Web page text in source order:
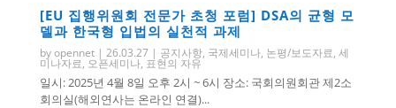
[EU 집행위원회 전문가 초청 포럼] DSA의 균형 모
델과 한국형 입법의 실천적 과제
byopennet| 26.03.27| 공지사항, 국제세미나, 논평/보도자료, 세
미나자료, 오픈세미나, 표현의 자유
일시: 2025년 4월 8일 오후 2시 ~ 6시 장소: 국회의원회관 제2소
회의실(해외연사는 온라인 연결)...